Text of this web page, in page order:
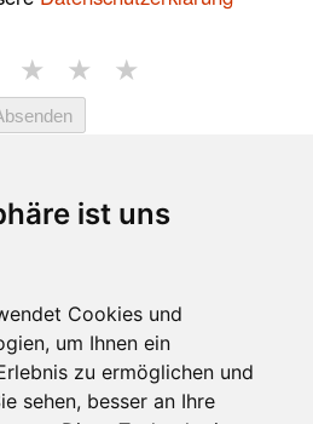
ist uns
Cookies und
um Ihnen ein
zu ermöglichen und
sehen, besser an Ihre
★ ★ ★
Sternen (1765